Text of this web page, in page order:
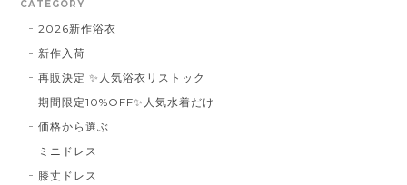
CATEGORY
2026新作浴衣
新作入荷
再販決定 ✨人気浴衣リストック
期間限定10%OFF✨人気水着だけ
価格から選ぶ
ミニドレス
膝丈ドレス